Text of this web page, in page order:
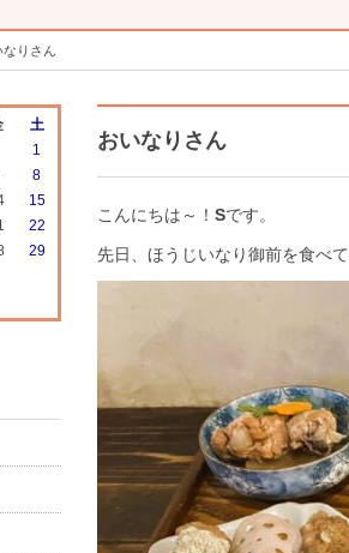
なりさん
おいなりさん
こんにちは～！ Sです。
先日、ほうじいなり御前を食べ
土
1
8
15
22
29